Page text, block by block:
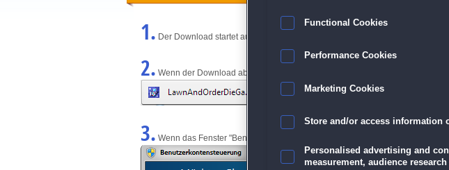
1. Der Download startet automatisch und wird am unteren Rand des
2. Wenn der Download abgeschlossen ist, klicke einfach auf die Datei.
3. Wenn das Fenster "Benutzerkontensteuerung" angezeigt wird, klicke auf "Ja"
Functional Cookies
Performance Cookies
Marketing Cookies
Store and/or access information
Personalised advertising and
measurement, audience